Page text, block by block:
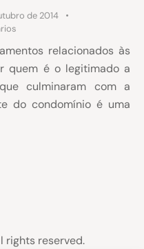
de 2014
relacionados às
quem é o legitimado a
culminaram com a
do condomínio é uma
rights reserved.